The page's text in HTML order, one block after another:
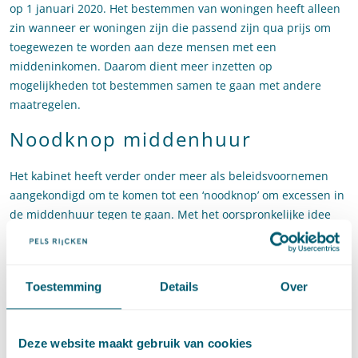
Toestemming Details Over
Deze website maakt gebruik van cookies
op 1 januari 2020. Het bestemmen van woningen heeft alleen
zin wanneer er woningen zijn die passend zijn qua prijs om
toegewezen te worden aan deze mensen met een
middeninkomen. Daarom dient meer inzetten op
mogelijkheden tot bestemmen samen te gaan met andere
maatregelen.
Noodknop middenhuur
Het kabinet heeft verder onder meer als beleidsvoornemen
aangekondigd om te komen tot een ‘noodknop’ om excessen in
de middenhuur tegen te gaan. Met het oorspronkelijke idee
van de noodknop zouden gemeenten binnen bestaande
van de WOZ-waarde. Hiermee zou kunnen worden voorkomen
dat verhuurders excessieve prijzen (kunnen) vragen voor
koste mogen gaan van de investeringsmogelijkheden van